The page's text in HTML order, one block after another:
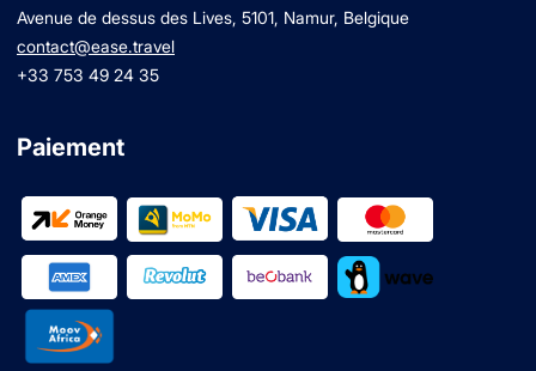
Avenue de dessus des Lives, 5101, Namur, Belgique
contact@ease.travel
+33 753 49 24 35
Paiement